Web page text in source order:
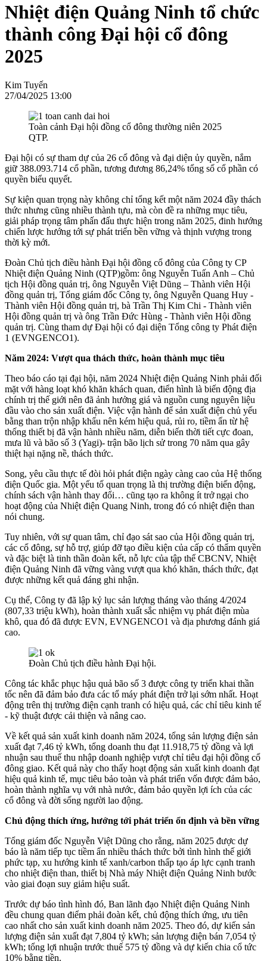
Nhiệt điện Quảng Ninh tổ chức
thành công Đại hội cổ đông
2025
Kim Tuyến
27/04/2025 13:00
Toàn cảnh Đại hội đồng cổ đông thường niên 2025
QTP.
Đại hội có sự tham dự của 26 cổ đông và đại diện ủy quyền, nắm
giữ 388.093.714 cổ phần, tương đương 86,24% tổng số cổ phần có
quyền biểu quyết.
Sự kiện quan trọng này không chỉ tổng kết một năm 2024 đầy thách
thức nhưng cũng nhiều thành tựu, mà còn đề ra những mục tiêu,
giải pháp trọng tâm phấn đấu thực hiện trong năm 2025, đinh hướng
chiến lược hướng tới sự phát triển bền vững và thịnh vượng trong
thời kỳ mới.
Đoàn Chủ tịch điều hành Đại hội đồng cổ đông của Công ty CP
Nhiệt điện Quảng Ninh (QTP)gồm: ông Nguyễn Tuấn Anh – Chủ
tịch Hội đồng quản trị, ông Nguyễn Việt Dũng – Thành viên Hội
đồng quản trị, Tổng giám đốc Công ty, ông Nguyễn Quang Huy -
Thành viên Hội đồng quản trị, bà Trần Thị Kim Chi - Thành viên
Hội đồng quản trị và ông Trần Đức Hùng - Thành viên Hội đồng
quản trị. Cùng tham dự Đại hội có đại diện Tổng công ty Phát điện
1 (EVNGENCO1).
Năm 2024: Vượt qua thách thức, hoàn thành mục tiêu
Theo báo cáo tại đại hội, năm 2024 Nhiệt điện Quảng Ninh phải đối
mặt với hàng loạt khó khăn khách quan, điển hình là biến động địa
chính trị thế giới nên đã ảnh hưởng giá và nguồn cung nguyên liệu
đầu vào cho sản xuất điện. Việc vận hành để sản xuất điện chủ yếu
bằng than trộn nhập khẩu nên kém hiệu quả, rủi ro, tiềm ẩn từ hệ
thống thiết bị đã vận hành nhiều năm, diễn biến thời tiết cực đoan,
mưa lũ và bão số 3 (Yagi)- trận bão lịch sử trong 70 năm qua gây
thiệt hại nặng nề, thách thức.
Song, yêu cầu thực tế đòi hỏi phát điện ngày càng cao của Hệ thống
điện Quốc gia. Một yếu tố quan trọng là thị trường điện biến động,
chính sách vận hành thay đổi… cũng tạo ra không ít trở ngại cho
hoạt động của Nhiệt điện Quang Ninh, trong đó có nhiệt điện than
nói chung.
Tuy nhiên, với sự quan tâm, chỉ đạo sát sao của Hội đồng quản trị,
các cổ đông, sự hỗ trợ, giúp đỡ tạo điều kiện của cấp có thẩm quyền
và đặc biệt là tinh thần đoàn kết, nỗ lực của tập thể CBCNV, Nhiệt
điện Quảng Ninh đã vững vàng vượt qua khó khăn, thách thức, đạt
được những kết quả đáng ghi nhận.
Cụ thể, Công ty đã lập kỷ lục sản lượng tháng vào tháng 4/2024
(807,33 triệu kWh), hoàn thành xuất sắc nhiệm vụ phát điện mùa
khô, qua đó đã được EVN, EVNGENCO1 và địa phương đánh giá
cao.
Đoàn Chủ tịch điều hành Đại hội.
Công tác khắc phục hậu quả bão số 3 được công ty triển khai thần
tốc nên đã đảm bảo đưa các tổ máy phát điện trở lại sớm nhất. Hoạt
động trên thị trường điện cạnh tranh có hiệu quả, các chỉ tiêu kinh tế
- kỹ thuật được cải thiện và nâng cao.
Về kết quả sản xuất kinh doanh năm 2024, tổng sản lượng điện sản
xuất đạt 7,46 tỷ kWh, tổng doanh thu đạt 11.918,75 tỷ đồng và lợi
nhuận sau thuế thu nhập doanh nghiệp vượt chỉ tiêu đại hội đồng cổ
đông giao. Kết quả này cho thấy hoạt động sản xuất kinh doanh đạt
hiệu quả kinh tế, mục tiêu bảo toàn và phát triển vốn được đảm bảo,
hoàn thành nghĩa vụ với nhà nước, đảm bảo quyền lợi ích của các
cổ đông và đời sống người lao động.
Chủ động thích ứng, hướng tới phát triển ổn định và bền vững
Tổng giám đốc Nguyễn Việt Dũng cho rằng, năm 2025 được dự
báo là năm tiếp tục tiềm ẩn nhiều thách thức bởi tình hình thế giới
phức tạp, xu hướng kinh tế xanh/carbon thấp tạo áp lực cạnh tranh
cho nhiệt điện than, thiết bị Nhà máy Nhiệt điện Quảng Ninh bước
vào giai đoạn suy giảm hiệu suất.
Trước dự báo tình hình đó, Ban lãnh đạo Nhiệt điện Quảng Ninh
đều chung quan điểm phải đoàn kết, chủ động thích ứng, ưu tiên
cao nhất cho sản xuất kinh doanh năm 2025. Theo đó, dự kiến sản
lượng điện sản xuất đạt 7,804 tỷ kWh; sản lượng điện bán 7,054 tỷ
kWh; tổng lợi nhuận trước thuế 575 tỷ đồng và dự kiến chia cổ tức
10% bằng tiền.